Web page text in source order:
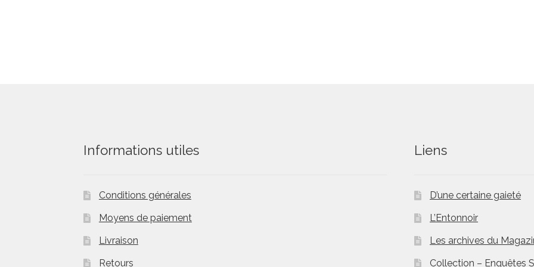
Informations utiles
Conditions générales
Moyens de paiement
Livraison
Retours
Liens
D’une certaine gaieté
L’Entonnoir
Les archives du
Collection – Enquêtes